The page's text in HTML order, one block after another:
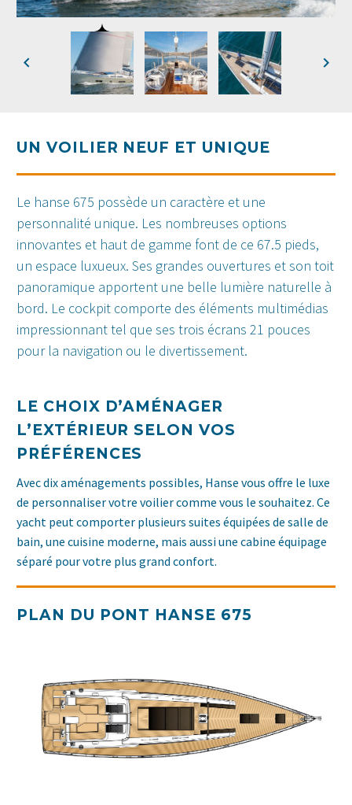
UN VOILIER NEUF ET UNIQUE
Le hanse 675 possède un caractère et une
personnalité unique. Les nombreuses options
innovantes et haut de gamme font de ce 67.5 pieds,
un espace luxueux. Ses grandes ouvertures et son toit
panoramique apportent une belle lumière naturelle à
bord. Le cockpit comporte des éléments multimédias
impressionnant tel que ses trois écrans 21 pouces
pour la navigation ou le divertissement.
LE CHOIX D’AMÉNAGER
L’EXTÉRIEUR SELON VOS
PRÉFÉRENCES
Avec dix aménagements possibles, Hanse vous offre le luxe
de personnaliser votre voilier comme vous le souhaitez. Ce
yacht peut comporter plusieurs suites équipées de salle de
bain, une cuisine moderne, mais aussi une cabine équipage
séparé pour votre plus grand confort.
PLAN DU PONT HANSE 675